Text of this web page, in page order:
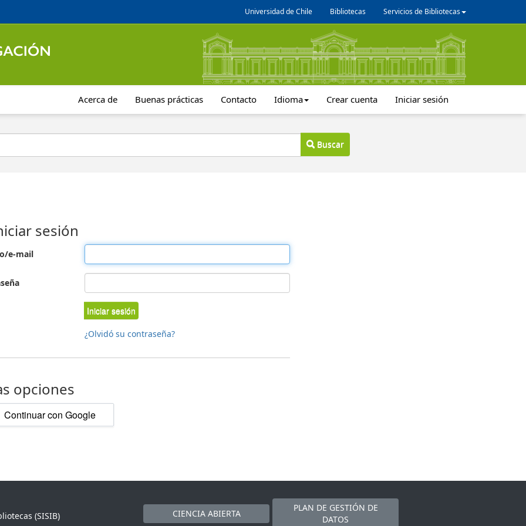
Universidad de Chile Bibliotecas Servicios de Bibliotecas
Acerca de Buenas prácticas Contacto Idioma Crear cuenta Iniciar sesión
Buscar
sesión
e-mail
Iniciar sesión
¿Olvidó su contraseña?
opciones
Continuar con Google
(SISIB)
CIENCIA ABIERTA
PLAN DE GESTIÓN DE
DATOS